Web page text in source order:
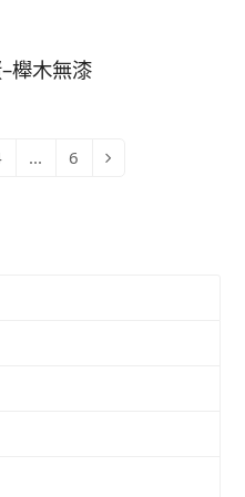
櫸木無漆
... Page
6 Next